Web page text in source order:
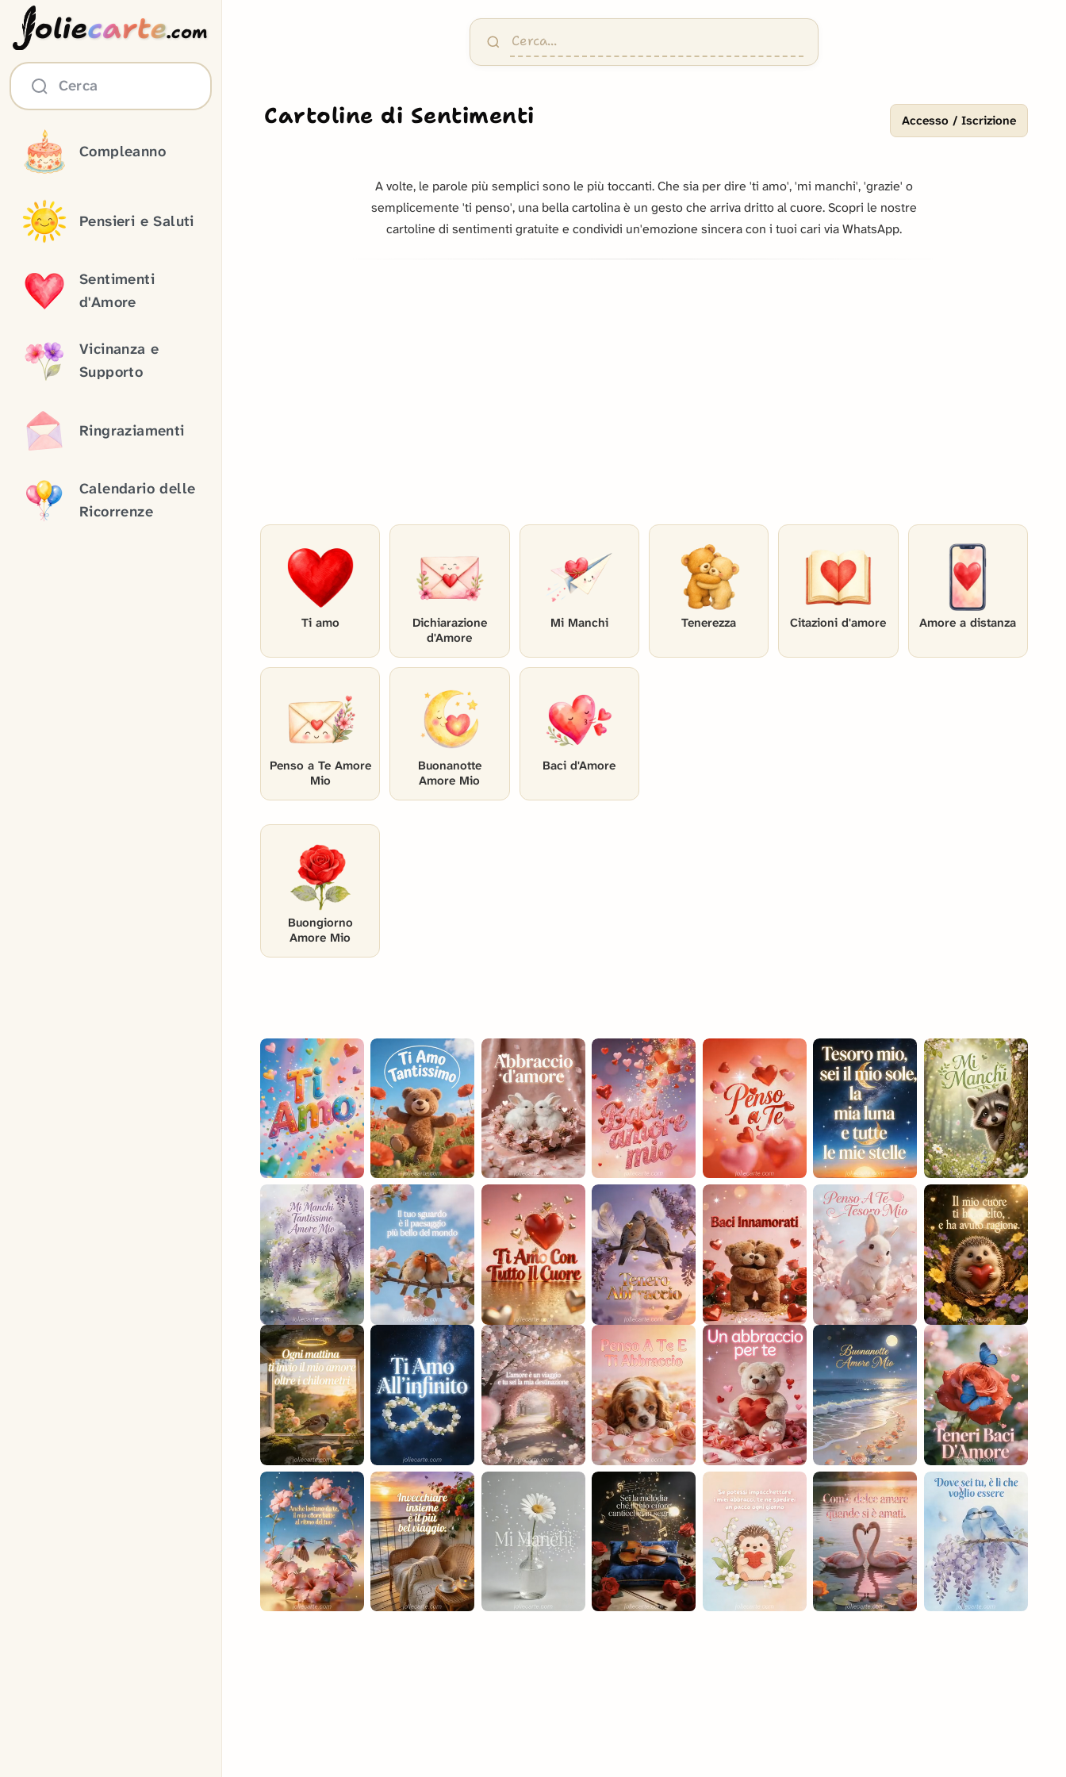
oliecarte.com
Cerca
Compleanno
Pensieri e Saluti
Sentimenti
d'Amore
Vicinanza e
Supporto
Ringraziamenti
Calendario delle
Ricorrenze
Cartoline di Sentimenti Accesso / Iscrizione
A volte, le parole più semplici sono le più toccanti. Che sia per dire 'ti amo', 'mi manchi', 'grazie' o
semplicemente 'ti penso', una bella cartolina è un gesto che arriva dritto al cuore. Scopri le nostre
cartoline di sentimenti gratuite e condividi un'emozione sincera con i tuoi cari via WhatsApp.
Ti amo
Dichiarazione
d'Amore
Mi Manchi Tenerezza Citazioni d'amore Amore a distanza
Penso a Te Amore
Mio
Buonanotte
Amore Mio
Baci d'Amore
Buongiorno
Amore Mio